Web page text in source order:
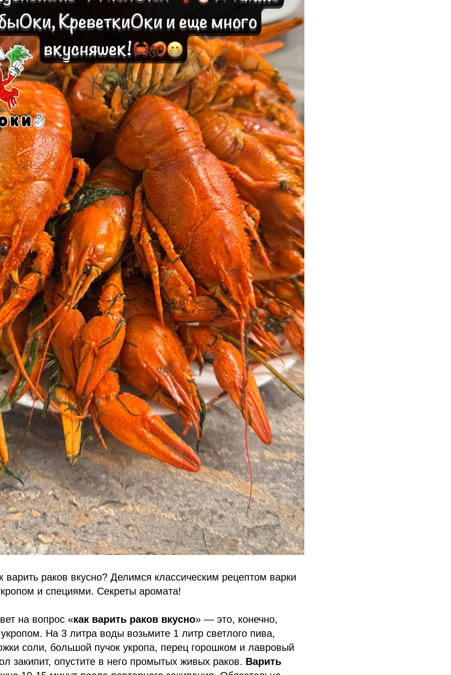
варить раков вкусно? Делимся классическим рецептом варки
и специями. Секреты аромата!
на вопрос «как варить раков вкусно» — это, конечно,
На 3 литра воды возьмите 1 литр светлого пива,
соли, большой пучок укропа, перец горошком и лавровый
закипит, опустите в него промытых живых раков. Варить